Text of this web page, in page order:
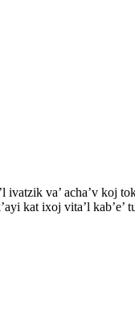
ivatzik va’ acha’v koj
kat ixoj vita’l kab’e’